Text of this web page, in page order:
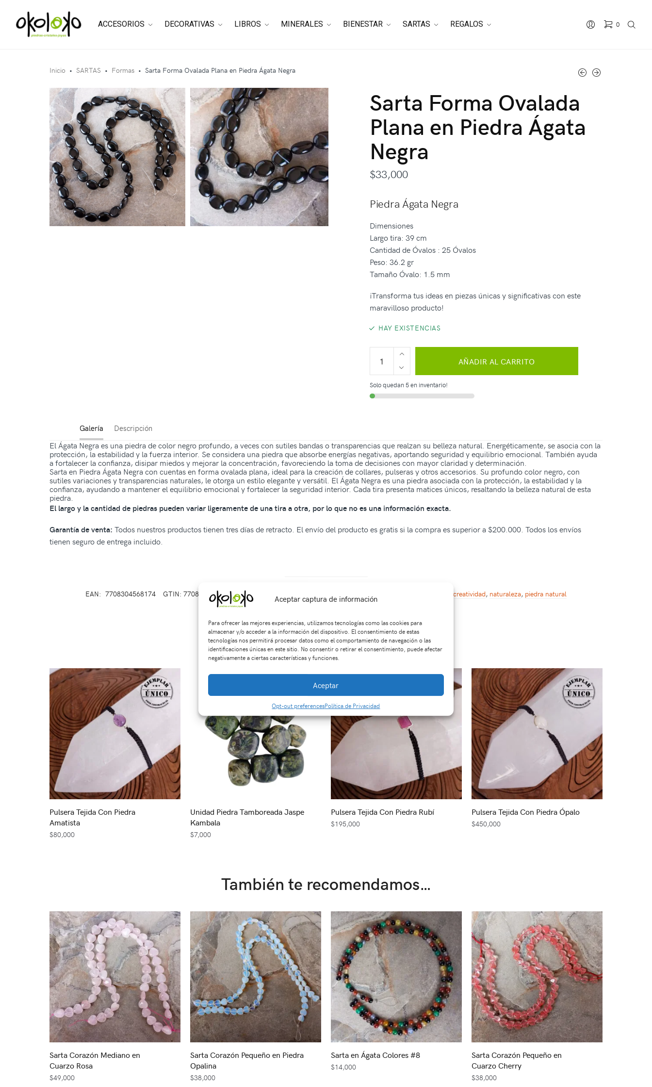
Aceptar captura de información
Para ofrecer las mejores experiencias, utilizamos tecnologías como las cookies para
almacenar y/o acceder a la información del dispositivo. El consentimiento de estas
tecnologías nos permitirá procesar datos como el comportamiento de navegación o las
identificaciones únicas en este sitio. No consentir o retirar el consentimiento, puede afectar
negativamente a ciertas características y funciones.
Aceptar
Opt-out preferencesPolítica de Privacidad
ACCESORIOS DECORATIVAS LIBROS MINERALES BIENESTAR SARTAS REGALOS 0
Inicio • SARTAS • Formas • Sarta Forma Ovalada Plana en Piedra Ágata Negra
Sarta Forma Ovalada
Plana en Piedra Ágata
Negra
$33,000
Piedra Ágata Negra
Dimensiones
Largo tira: 39 cm
Cantidad de Óvalos : 25 Óvalos
Peso: 36.2 gr
Tamaño Óvalo: 1.5 mm
¡Transforma tus ideas en piezas únicas y significativas con este
maravilloso producto!
HAY EXISTENCIAS
AÑADIR AL CARRITO
Solo quedan 5 en inventario!
Galería Descripción
El Ágata Negra es una piedra de color negro profundo, a veces con sutiles bandas o transparencias que realzan su belleza natural. Energéticamente, se asocia con la
protección, la estabilidad y la fuerza interior. Se considera una piedra que absorbe energías negativas, aportando seguridad y equilibrio emocional. También ayuda
a fortalecer la confianza, disipar miedos y mejorar la concentración, favoreciendo la toma de decisiones con mayor claridad y determinación.
Sarta en Piedra Ágata Negra con cuentas en forma ovalada plana, ideal para la creación de collares, pulseras y otros accesorios. Su profundo color negro, con
sutiles variaciones y transparencias naturales, le otorga un estilo elegante y versátil. El Ágata Negra es una piedra asociada con la protección, la estabilidad y la
confianza, ayudando a mantener el equilibrio emocional y fortalecer la seguridad interior. Cada tira presenta matices únicos, resaltando la belleza natural de esta
piedra.
El largo y la cantidad de piedras pueden variar ligeramente de una tira a otra, por lo que no es una información exacta.
Garantía de venta: Todos nuestros productos tienen tres días de retracto. El envío del producto es gratis si la compra es superior a $200.000. Todos los envíos
tienen seguro de entrega incluido.
EAN: 7708304568174 GTIN: 7708304568174 SKU: creatividad, naturaleza, piedra natural
Productos relacionados
Pulsera Tejida Con Piedra
Amatista
$80,000
Unidad Piedra Tamboreada Jaspe
Kambala
$7,000
Pulsera Tejida Con Piedra Rubí
$195,000
Pulsera Tejida Con Piedra Ópalo
$450,000
También te recomendamos…
Sarta Corazón Mediano en
Cuarzo Rosa
$49,000
Sarta Corazón Pequeño en Piedra
Opalina
$38,000
Sarta en Ágata Colores #8
$14,000
Sarta Corazón Pequeño en
Cuarzo Cherry
$38,000